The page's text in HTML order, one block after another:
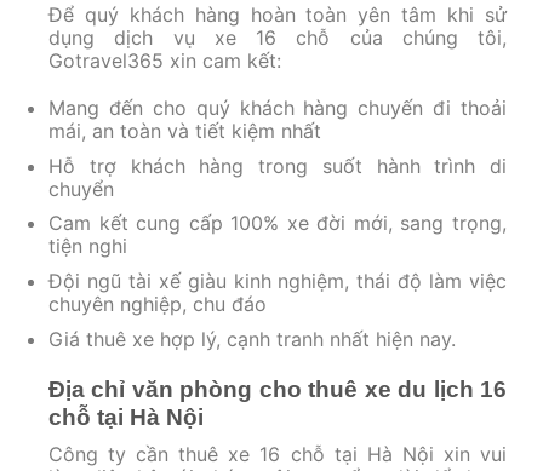
Để quý khách hàng hoàn toàn yên tâm khi sử
dụng dịch vụ xe 16 chỗ của chúng tôi,
Gotravel365 xin cam kết:
Mang đến cho quý khách hàng chuyến đi thoải
mái, an toàn và tiết kiệm nhất
Hỗ trợ khách hàng trong suốt hành trình di
chuyển
Cam kết cung cấp 100% xe đời mới, sang trọng,
tiện nghi
Đội ngũ tài xế giàu kinh nghiệm, thái độ làm việc
chuyên nghiệp, chu đáo
Giá thuê xe hợp lý, cạnh tranh nhất hiện nay.
Địa chỉ văn phòng cho thuê xe du lịch 16
chỗ tại Hà Nội
Công ty cần thuê xe 16 chỗ tại Hà Nội xin vui